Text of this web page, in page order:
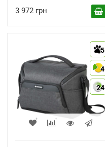
3 972 грн
5
4
24